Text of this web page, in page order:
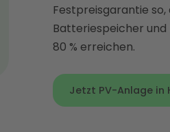
Festpreisgarantie so,
Batteriespeicher und
80 % erreichen.
Jetzt PV-Anlage in